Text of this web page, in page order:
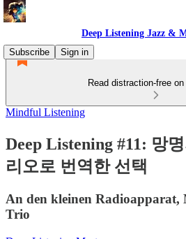
Deep Listening Jazz &
Subscribe
Sign in
Read distraction-free
Mindful Listening
Deep Listening #11: 망
리오로 번역한 선택
An den kleinen Radioapparat,
Trio